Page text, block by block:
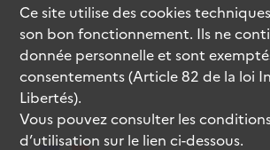
Ce site utilise descookies
son bon fonctionnement. Ils ne
donnée personnelle et sont
consentements (Article 82 de la loi
Libertés).
Vous pouvez consulter les
d’utilisation sur le lien ci-dessous.